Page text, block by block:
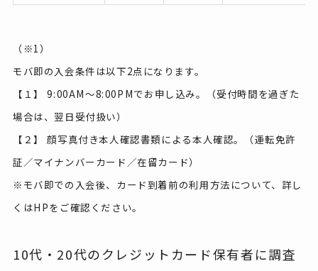
（※1）
モバ即の入会条件は以下2点になります。
【１】 9:00AM～8:00PMでお申し込み。（受付時間を過ぎた
場合は、翌日受付扱い）
【２】 顔写真付き本人確認書類による本人確認。（運転免許
証／マイナンバーカード／在留カード）
※モバ即での入会後、カード到着前の利用方法について、詳し
くはHPをご確認ください。
10代・20代のクレジットカード保有者に調査